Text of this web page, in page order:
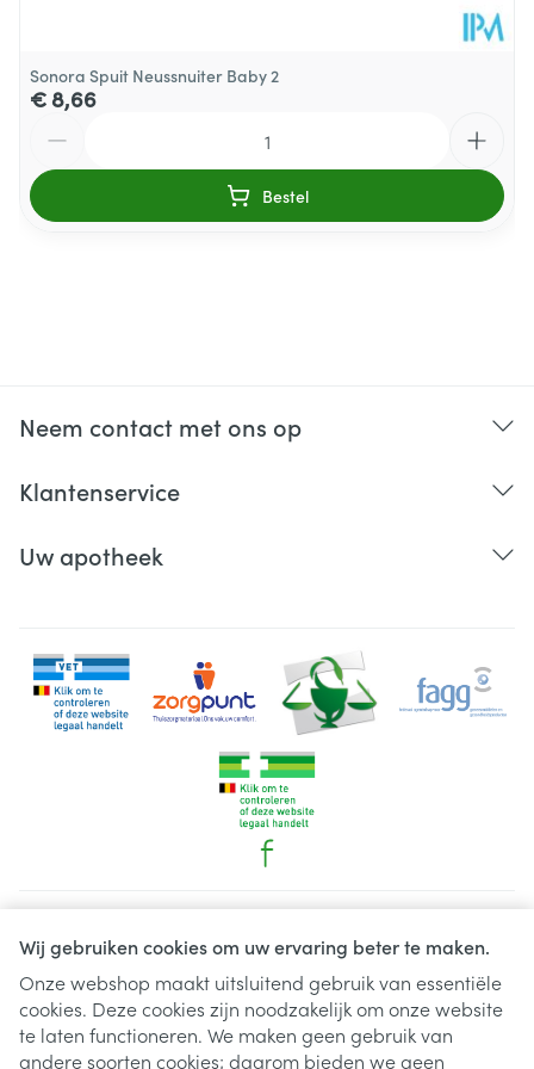
Wij gebruiken cookies om uw ervaring beter te maken.
Onze webshop maakt uitsluitend gebruik van essentiële
cookies. Deze cookies zijn noodzakelijk om onze website
te laten functioneren. We maken geen gebruik van
andere soorten cookies; daarom bieden we geen
Sonora Spuit Neussnuiter Baby 2
€ 8,66
Bestel
Neem contact met ons op
Klantenservice
Uw apotheek
Juridische links